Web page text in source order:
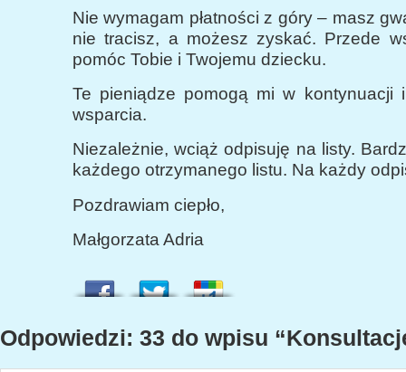
Nie wymagam płatności z góry – masz
nie tracisz, a możesz zyskać. Przede
pomóc Tobie i Twojemu dziecku.
Te pieniądze pomogą mi w kontynuacji
wsparcia.
Niezależnie, wciąż odpisuję na listy.
każdego otrzymanego listu. Na każdy
Pozdrawiam ciepło,
Małgorzata Adria
Odpowiedzi: 33 do wpisu